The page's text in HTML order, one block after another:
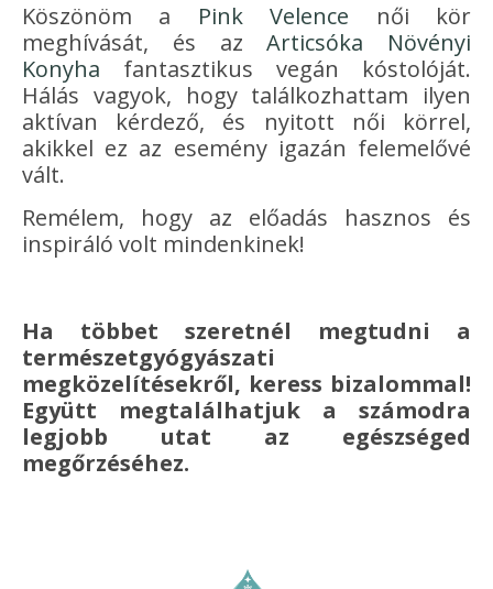
Köszönöm a Pink Velence női kör
meghívását, és azArticsóka Növényi
Konyha fantasztikus vegán kóstolóját.
Hálás vagyok, hogy találkozhattam ilyen
aktívan kérdező, és nyitott női körrel,
akikkel ez az esemény igazán felemelővé
vált.
Remélem, hogy az előadás hasznos és
inspiráló volt mindenkinek!
Ha többet szeretnél megtudni a
természetgyógyászati
megközelítésekről, keress bizalommal!
Együtt megtalálhatjuk a számodra
legjobb utat az egészséged
megőrzéséhez.